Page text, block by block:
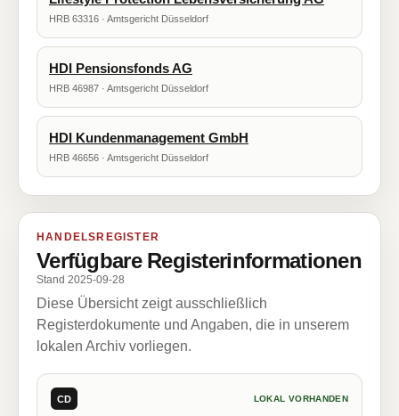
HRB 63316 · Amtsgericht Düsseldorf
HDI Pensionsfonds AG
HRB 46987 · Amtsgericht Düsseldorf
HDI Kundenmanagement GmbH
HRB 46656 · Amtsgericht Düsseldorf
HANDELSREGISTER
Verfügbare Registerinformationen
Stand 2025-09-28
Diese Übersicht zeigt ausschließlich
Registerdokumente und Angaben, die in unserem
lokalen Archiv vorliegen.
CD LOKAL VORHANDEN